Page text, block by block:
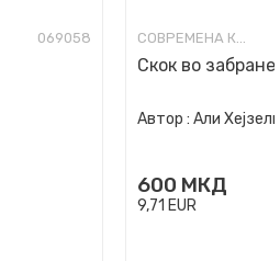
069058 СОВРЕМЕНА КНИЖЕВНОСТ
Скок во
Автор : Али
600 МКД
9,71 EUR